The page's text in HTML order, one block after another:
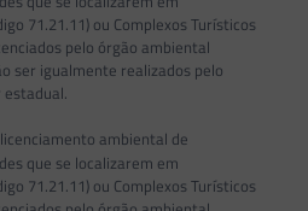
71.21.11) ou Complexos Turísticos
pelo órgão ambiental
ser igualmente realizados pelo
ambiental de
que se localizarem em
71.21.11) ou Complexos Turísticos